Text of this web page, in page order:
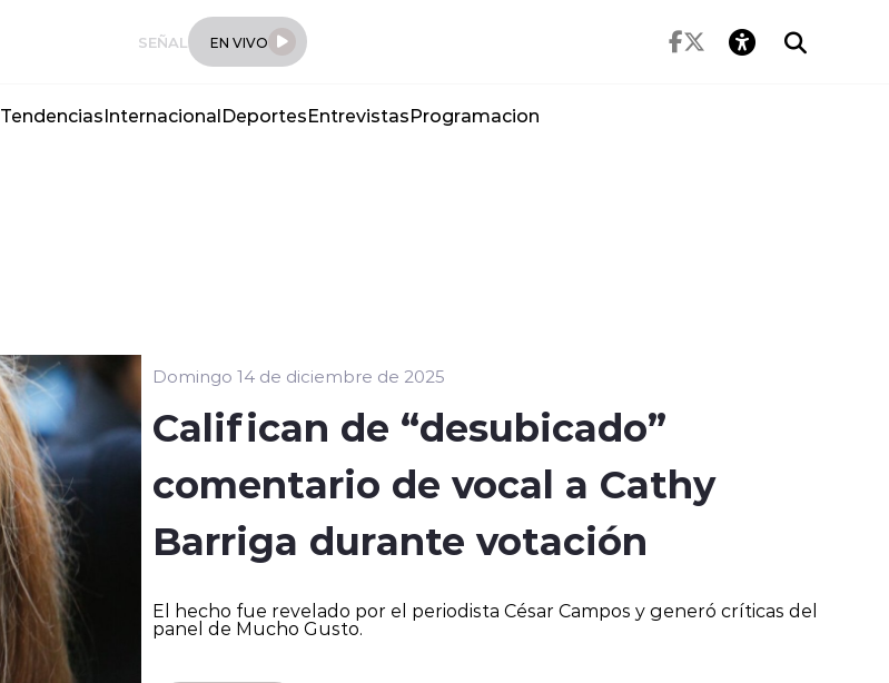
SEÑAL EN VIVO
TendenciasInternacionalDeportesEntrevistasProgramacion
Domingo 14 de diciembre de 2025
Califican de “desubicado”
comentario de vocal a Cathy
Barriga durante votación
El hecho fue revelado por el periodista César Campos y generó críticas del
panel de Mucho Gusto.